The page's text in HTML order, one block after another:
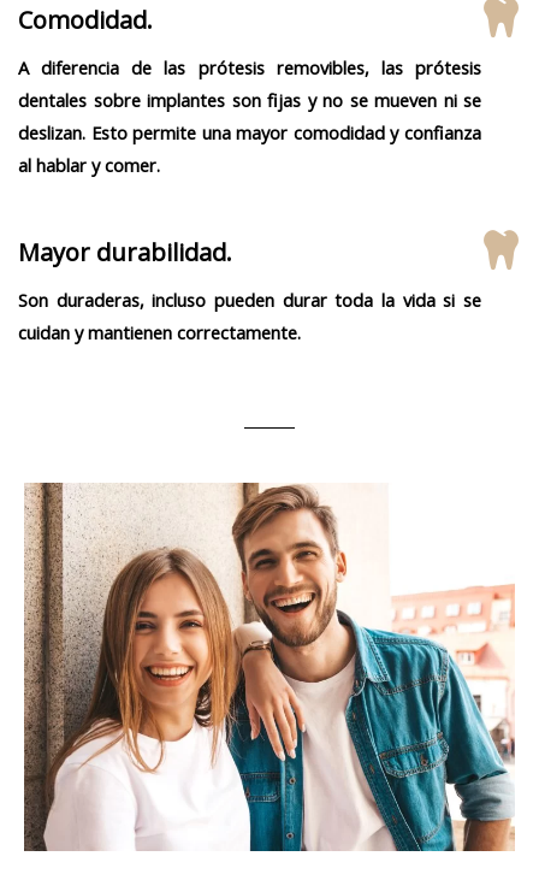
Comodidad.
A diferencia de las prótesis removibles, las prótesis
dentales sobre implantes son fijas y no se mueven ni se
deslizan. Esto permite una mayor comodidad y confianza
al hablar y comer.
Mayor durabilidad.
Son duraderas, incluso pueden durar toda la vida si se
cuidan y mantienen correctamente.